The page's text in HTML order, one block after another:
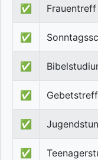
✅ Frauentreff
✅
✅
✅
✅
✅